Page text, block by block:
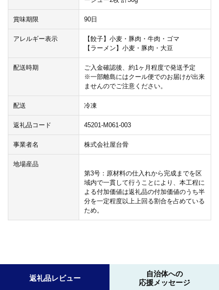
賞味期限 90日
アレルギー表示
【餃子】小麦・豚肉・牛肉・ゴマ
【ラーメン】小麦・豚肉・大豆
配送時期
ご入金確認後、約1ヶ月程度で発送予定
※一部離島にはクール便でのお届けが出来
ませんのでご注意ください。
配送 冷凍
返礼品コード 45201-M061-003
事業者名 株式会社屋台骨
地場産品
第3号：原材料の仕入れから完成までを区
域内で一貫して行うことにより、本工程に
よる付加価値は返礼品の付加価値のうち半
分を一定程度以上上回る割合を占めている
ため。
返礼品レビュー
自治体への
応援メッセージ